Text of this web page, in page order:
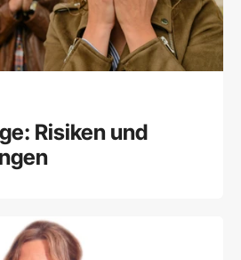
Risiken und